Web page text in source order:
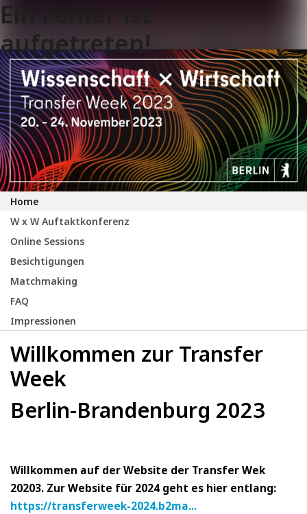
Ein Fehler ist
aufgetreten!
Home
W x W Auftaktkonferenz
Online Sessions
Besichtigungen
Matchmaking
FAQ
Impressionen
Willkommen zur Transfer
Week
Berlin-Brandenburg 2023
Willkommen auf der Website der Transfer Wek
20203. Zur Website für 2024 geht es hier entlang:
https://transferweek-2024.b2ma...